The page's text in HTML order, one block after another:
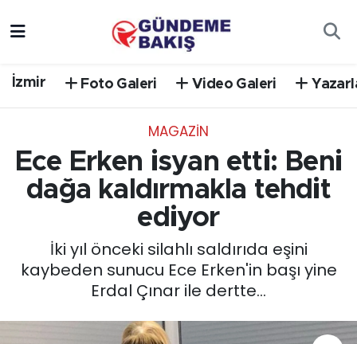
İzmir Foto Galeri Video Galeri
MAGAZİN
Ece Erken isyan etti: Beni
dağa kaldırmakla tehdit
ediyor
İki yıl önceki silahlı saldırıda eşini
kaybeden sunucu Ece Erken'in başı yine
Erdal Çınar ile dertte...
EGE
EKONOMİ
Süper Lig Puan Durumu ve Fikstür
Tüm Manşetler
Son Dakika Haberleri